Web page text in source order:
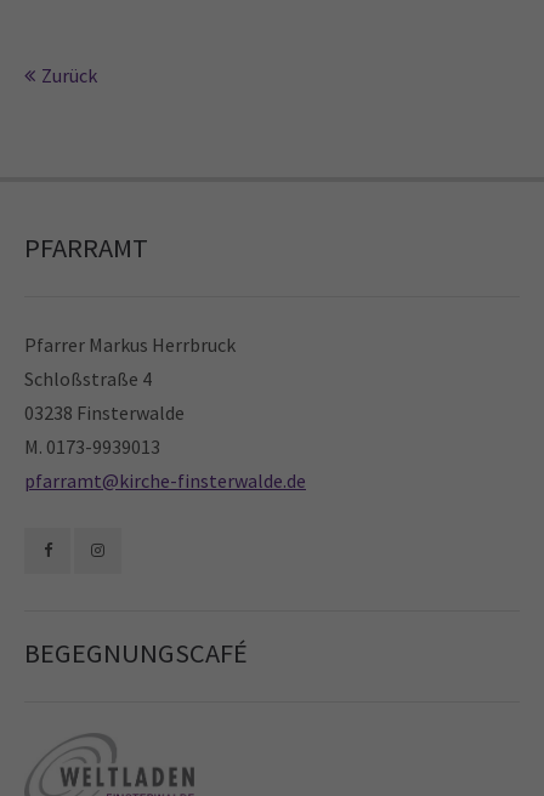
24h
Cybersteel Inc.
376-293 City Road, Suite 600
Have any questions?
About us
adipiscing elit.
Aenean commodo ligula eget dolor. Aenean massa. Cum
Zurück
PFARRAMT
Pfarrer Markus Herrbruck
Schloßstraße 4
03238 Finsterwalde
M. 0173-9939013
pfarramt@kirche-finsterwalde.de
BEGEGNUNGSCAFÉ